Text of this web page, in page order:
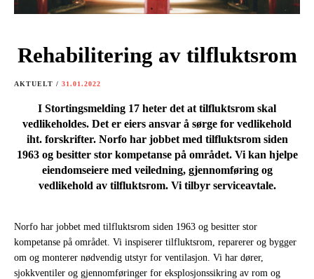
Rehabilitering av tilfluktsrom
AKTUELT / 31.01.2022
I Stortingsmelding 17 heter det at tilfluktsrom skal
vedlikeholdes. Det er eiers ansvar å sørge for vedlikehold
iht. forskrifter. Norfo har jobbet med tilfluktsrom siden
1963 og besitter stor kompetanse på området. Vi kan hjelpe
eiendomseiere med veiledning, gjennomføring og
vedlikehold av tilfluktsrom. Vi tilbyr serviceavtale.
Norfo har jobbet med tilfluktsrom siden 1963 og besitter stor
kompetanse på området. Vi inspiserer tilfluktsrom, reparerer og bygger
om og monterer nødvendig utstyr for ventilasjon. Vi har dører,
sjokkventiler og gjennomføringer for eksplosjonssikring av rom og